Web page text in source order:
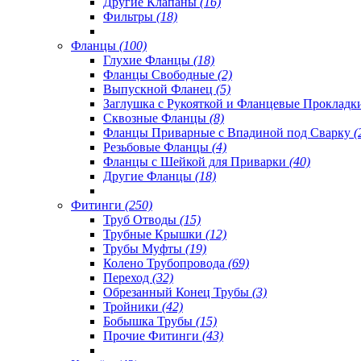
Фильтры (18)
Фланцы (100)
Глухие Фланцы (18)
Фланцы Свободные (2)
Выпускной Фланец (5)
Заглушка с Рукояткой и Фланцевые
Сквозные Фланцы (8)
Фланцы Приварные с Впадиной под Сварку
Резьбовые Фланцы (4)
Фланцы с Шейкой для Приварки (40)
Другие Фланцы (18)
Фитинги (250)
Труб Отводы (15)
Трубные Крышки (12)
Трубы Муфты (19)
Колено Трубопровода (69)
Переход (32)
Обрезанный Конец Трубы (3)
Тройники (42)
Бобышка Трубы (15)
Прочие Фитинги (43)